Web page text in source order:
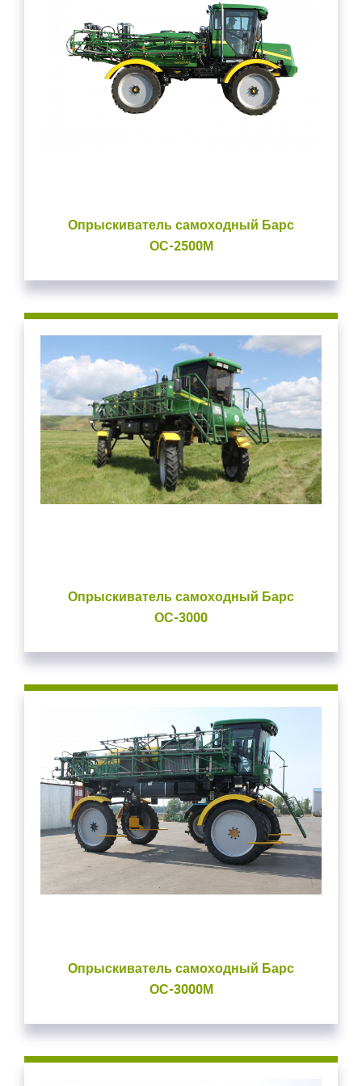
Опрыскиватель самоходный Барс
ОС-2500М
Опрыскиватель самоходный Барс
ОС-3000
Опрыскиватель самоходный Барс
ОС-3000М
Закрыть окно
Закрыть окно